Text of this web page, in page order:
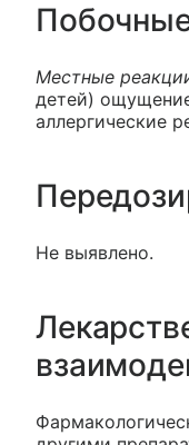
Местные
детей)
аллергические
Не выявлено.